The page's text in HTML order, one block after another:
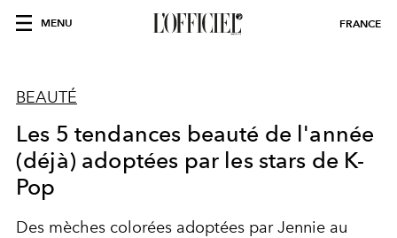
MENU FRANCE
BEAUTÉ
Les 5 tendances beauté de l'année
(déjà) adoptées par les stars de K-
Pop
Des mèches colorées adoptées par Jennie au